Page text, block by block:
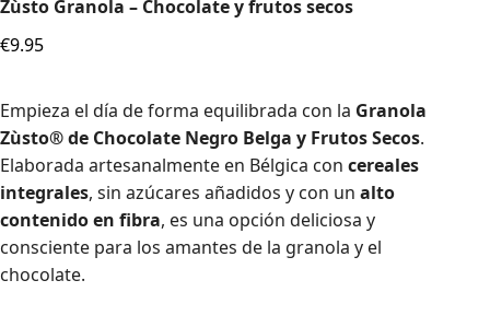
Zùsto Granola – Chocolate y frutos secos
€9.95
Empieza el día de forma equilibrada con la Granola
Zùsto® de Chocolate Negro Belga y Frutos Secos.
Elaborada artesanalmente en Bélgica con cereales
integrales, sin azúcares añadidos y con un alto
contenido en fibra, es una opción deliciosa y
consciente para los amantes de la granola y el
chocolate.